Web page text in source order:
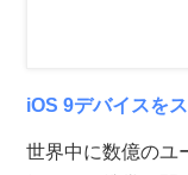
iOS 9デバイスを
世界中に数億のユ